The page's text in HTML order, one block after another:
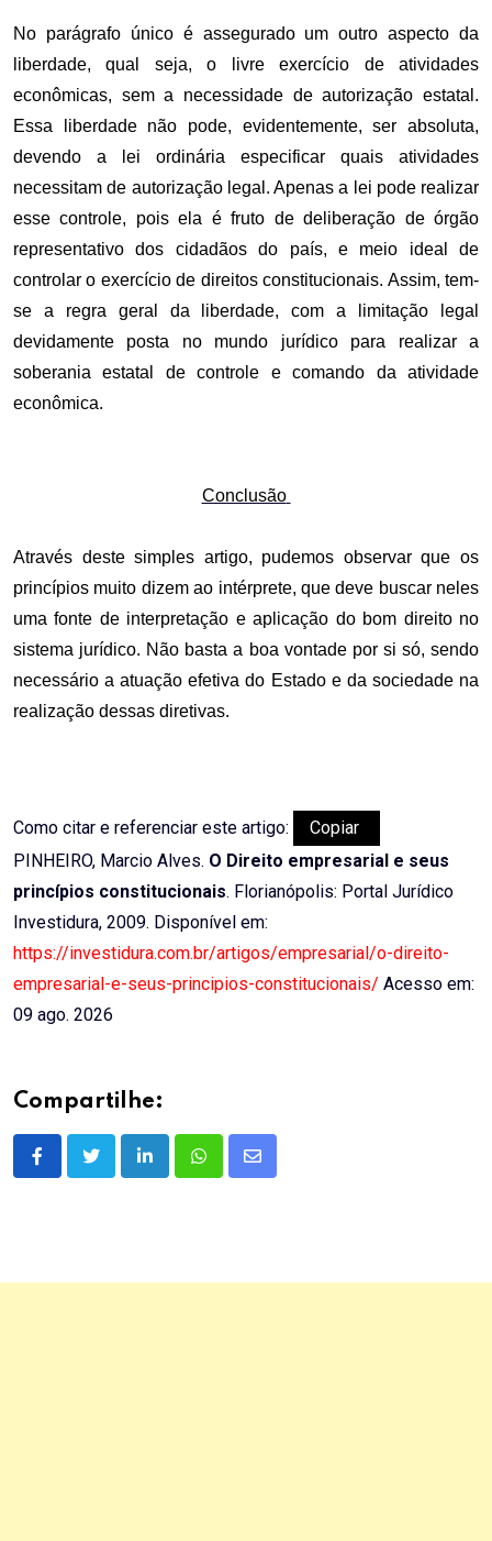
No parágrafo único é assegurado um outro aspecto da
liberdade, qual seja, o livre exercício de atividades
econômicas, sem a necessidade de autorização estatal.
Essa liberdade não pode, evidentemente, ser absoluta,
devendo a lei ordinária especificar quais atividades
necessitam de autorização legal. Apenas a lei pode realizar
esse controle, pois ela é fruto de deliberação de órgão
representativo dos cidadãos do país, e meio ideal de
controlar o exercício de direitos constitucionais. Assim, tem-
se a regra geral da liberdade, com a limitação legal
devidamente posta no mundo jurídico para realizar a
soberania estatal de controle e comando da atividade
econômica.
Conclusão
Através deste simples artigo, pudemos observar que os
princípios muito dizem ao intérprete, que deve buscar neles
uma fonte de interpretação e aplicação do bom direito no
sistema jurídico. Não basta a boa vontade por si só, sendo
necessário a atuação efetiva do Estado e da sociedade na
realização dessas diretivas.
Como citar e referenciar este artigo:
Copiar
PINHEIRO, Marcio Alves. O Direito empresarial e seus
princípios constitucionais. Florianópolis: Portal Jurídico
Investidura, 2009. Disponível em:
https://investidura.com.br/artigos/empresarial/o-direito-
empresarial-e-seus-principios-constitucionais/ Acesso em:
09 ago. 2026
Compartilhe:
LinkedInWhatsappShare